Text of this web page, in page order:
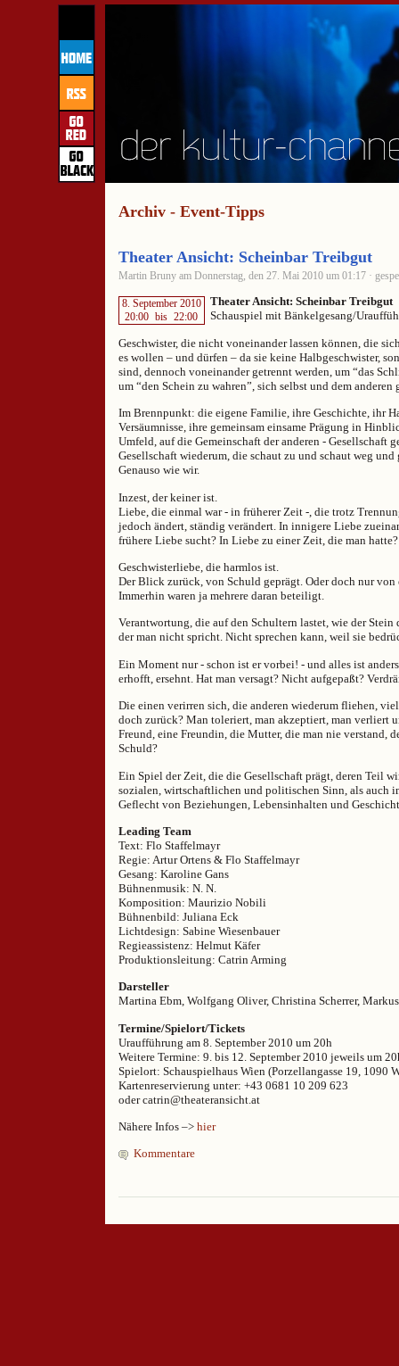
Archiv - Event-Tipps
Theater Ansicht: Scheinbar Treibgut
Martin Bruny am Donnerstag, den 27. Mai 2010 um 01:17 ·
8. September 2010
20:00 bis 22:00
Theater Ansicht: Scheinbar Treibgut
Schauspiel mit Bänkelgesang/
Geschwister, die nicht voneinander lassen können, die
es wollen – und dürfen – da sie keine Halbgeschwister,
sind, dennoch voneinander getrennt werden, um “das
um “den Schein zu wahren”, sich selbst und dem anderen
Im Brennpunkt: die eigene Familie, ihre Geschichte, ihr
Versäumnisse, ihre gemeinsam einsame Prägung in
Umfeld, auf die Gemeinschaft der anderen - Gesellschaft
Gesellschaft wiederum, die schaut zu und schaut weg und
Genauso wie wir.
Inzest, der keiner ist.
Liebe, die einmal war - in früherer Zeit -, die trotz
jedoch ändert, ständig verändert. In innigere Liebe
frühere Liebe sucht? In Liebe zu einer Zeit, die man hatte?
Geschwisterliebe, die harmlos ist.
Der Blick zurück, von Schuld geprägt. Oder doch nur von
Immerhin waren ja mehrere daran beteiligt.
Verantwortung, die auf den Schultern lastet, wie der Stein
der man nicht spricht. Nicht sprechen kann, weil sie
Ein Moment nur - schon ist er vorbei! - und alles ist
erhofft, ersehnt. Hat man versagt? Nicht aufgepaßt?
Die einen verirren sich, die anderen wiederum fliehen,
doch zurück? Man toleriert, man akzeptiert, man verliert
Freund, eine Freundin, die Mutter, die man nie verstand,
Schuld?
Ein Spiel der Zeit, die die Gesellschaft prägt, deren Teil
sozialen, wirtschaftlichen und politischen Sinn, als auch
Geflecht von Beziehungen, Lebensinhalten und
Leading Team
Text: Flo Staffelmayr
Regie: Artur Ortens & Flo Staffelmayr
Gesang: Karoline Gans
Bühnenmusik: N. N.
Komposition: Maurizio Nobili
Bühnenbild: Juliana Eck
Lichtdesign: Sabine Wiesenbauer
Regieassistenz: Helmut Käfer
Produktionsleitung: Catrin Arming
Darsteller
Martina Ebm, Wolfgang Oliver, Christina Scherrer,
Termine/Spielort/Tickets
Uraufführung am 8. September 2010 um 20h
Weitere Termine: 9. bis 12. September 2010 jeweils um
Spielort: Schauspielhaus Wien (Porzellangasse 19, 1090
Kartenreservierung unter: +43 0681 10 209 623
oder catrin@theateransicht.at
Nähere Infos –> hier
Kommentare